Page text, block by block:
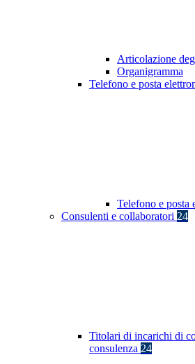
Articolazione
Organigramma
Telefono e posta
Telefono e posta
Consulenti e collaboratori 24
Titolari di incarichi di
consulenza 24